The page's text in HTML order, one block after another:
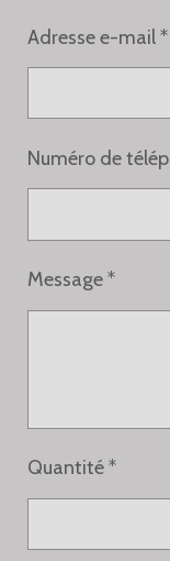
Adresse e-mail *
Numéro de
Message *
Quantité *